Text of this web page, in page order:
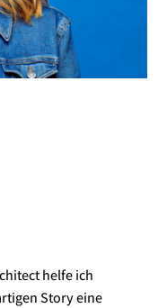
helfe ich
Story eine